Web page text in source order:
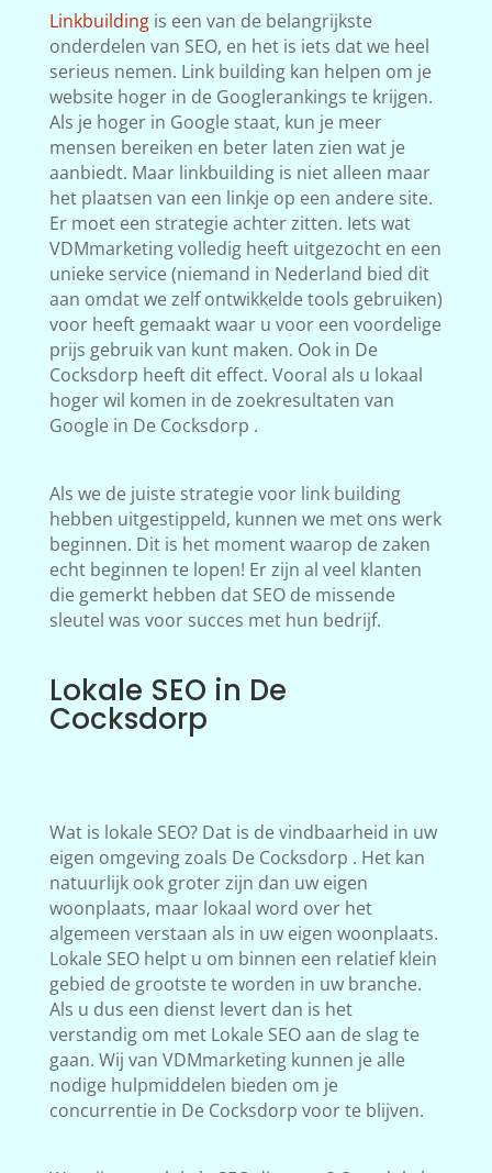
Linkbuildingis een van de belangrijkste
onderdelen van SEO, en het is iets dat we heel
serieus nemen. Link building kan helpen om je
website hoger in de Googlerankings te krijgen.
Als je hoger in Google staat, kun je meer
mensen bereiken en beter laten zien wat je
aanbiedt. Maar linkbuilding is niet alleen maar
het plaatsen van een linkje op een andere site.
Er moet een strategie achter zitten. Iets wat
VDMmarketing volledig heeft uitgezocht en een
unieke service (niemand in Nederland bied dit
aan omdat we zelf ontwikkelde tools gebruiken)
voor heeft gemaakt waar u voor een voordelige
prijs gebruik van kunt maken. Ook in De
Cocksdorp heeft dit effect. Vooral als u lokaal
hoger wil komen in de zoekresultaten van
Google in De Cocksdorp .
Als we de juiste strategie voor link building
hebben uitgestippeld, kunnen we met ons werk
beginnen. Dit is het moment waarop de zaken
echt beginnen te lopen! Er zijn al veel klanten
die gemerkt hebben dat SEO de missende
sleutel was voor succes met hun bedrijf.
Lokale SEO in De
Cocksdorp
Wat is lokale SEO? Dat is de vindbaarheid in uw
eigen omgeving zoals De Cocksdorp . Het kan
natuurlijk ook groter zijn dan uw eigen
woonplaats, maar lokaal word over het
algemeen verstaan als in uw eigen woonplaats.
Lokale SEO helpt u om binnen een relatief klein
gebied de grootste te worden in uw branche.
Als u dus een dienst levert dan is het
verstandig om met Lokale SEO aan de slag te
gaan. Wij van VDMmarketing kunnen je alle
nodige hulpmiddelen bieden om je
concurrentie in De Cocksdorp voor te blijven.